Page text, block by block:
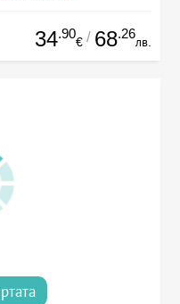
34.90
€ / 68.26
лв.